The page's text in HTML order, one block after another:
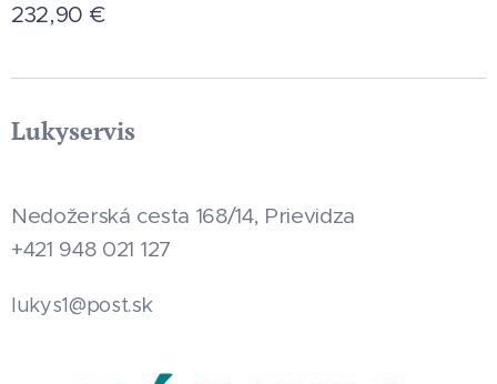
232,90 €
Lukyservis
Nedožerská cesta 168/14, Prievidza
+421 948 021 127
lukys1@post.sk